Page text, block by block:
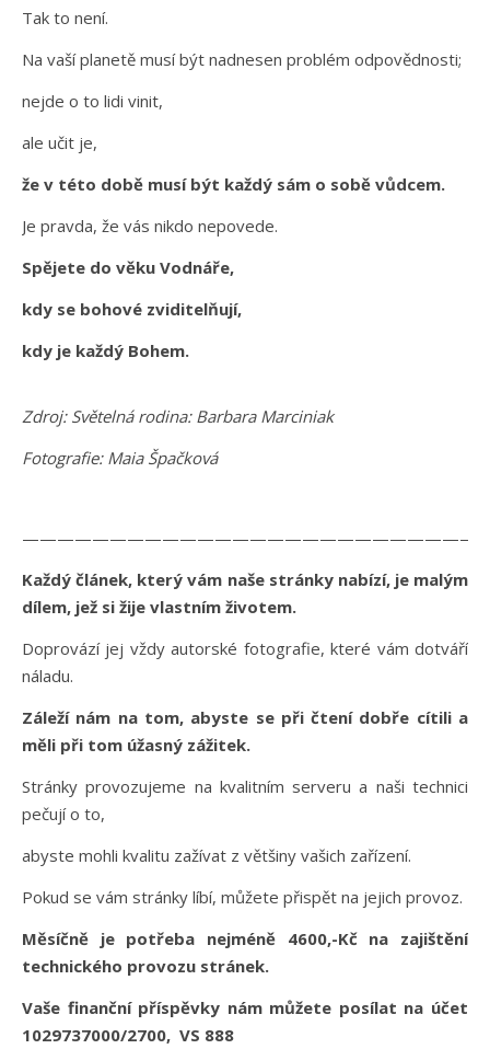
Tak to není.
Na vaší planetě musí být nadnesen problém odpovědnosti;
nejde o to lidi vinit,
ale učit je,
že v této době musí být každý sám o sobě vůdcem.
Je pravda, že vás nikdo nepovede.
Spějete do věku Vodnáře,
kdy se bohové zviditelňují,
kdy je každý Bohem.
Zdroj: Světelná rodina: Barbara Marciniak
Fotografie: Maia Špačková
Každý článek, který vám naše stránky nabízí, je malým
dílem, jež si žije vlastním životem.
Doprovází jej vždy autorské fotografie, které vám dotváří
náladu.
Záleží nám na tom, abyste se při čtení dobře cítili a
měli při tom úžasný zážitek.
Stránky provozujeme na kvalitním serveru a naši technici
pečují o to,
abyste mohli kvalitu zažívat z většiny vašich zařízení.
Pokud se vám stránky líbí, můžete přispět na jejich provoz.
Měsíčně je potřeba nejméně 4600,-Kč na zajištění
technického provozu stránek.
Vaše finanční příspěvky nám můžete posílat na účet
1029737000/2700, VS 888